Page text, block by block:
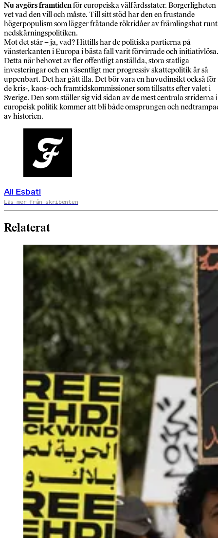
Nu avgörs framtidenför europeiska välfärdsstater. Borgerligheten
vet vad den vill och måste. Till sitt stöd har den en frustande
högerpopulism som lägger frätande rökridåer av främlingshat runt
nedskärningspolitiken.
Mot det står – ja, vad? Hittills har de politiska partierna på
vänsterkanten i Europa i bästa fall varit förvirrade och initiativlösa.
Detta när behovet av fler offentligt anställda, stora statliga
investeringar och en väsentligt mer progressiv skattepolitik är så
uppenbart. Det har gått illa. Det bör vara en huvudinsikt också för
de kris-, kaos- och framtidskommissioner som tillsatts efter valet i
Sverige. Den som ställer sig vid sidan av de mest centrala striderna i
europeisk politik kommer att bli både omsprungen och
av historien.
Ali Esbati
Läs mer från skribenten
Relaterat